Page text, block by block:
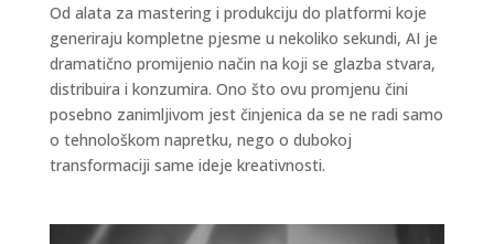
Od alata za mastering i produkciju do platformi koje
generiraju kompletne pjesme u nekoliko sekundi, AI je
dramatično promijenio način na koji se glazba stvara,
distribuira i konzumira. Ono što ovu promjenu čini
posebno zanimljivom jest činjenica da se ne radi samo
o tehnološkom napretku, nego o dubokoj
transformaciji same ideje kreativnosti.